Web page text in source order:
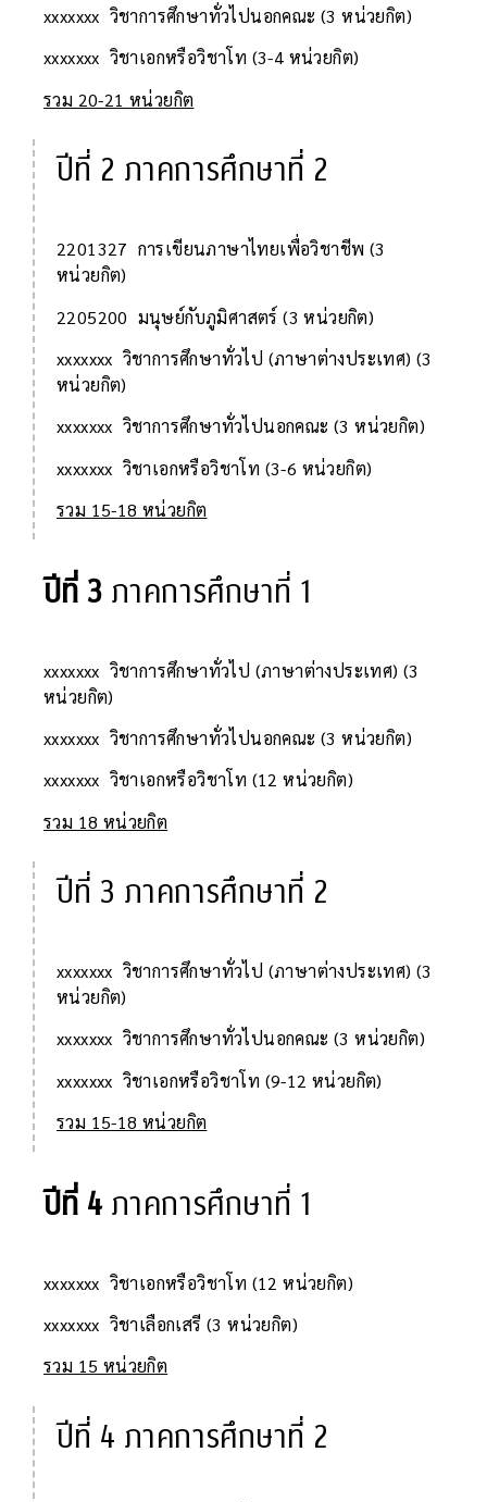
xxxxxxx วิชาการศึกษาทั่วไปนอกคณะ (3 หน่วยกิต)
xxxxxxx วิชาเอกหรือวิชาโท (3-4 หน่วยกิต)
รวม 20-21 หน่วยกิต
ปีที่ 2 ภาคการศึกษาที่ 2
2201327 การเขียนภาษาไทยเพื่อวิชาชีพ (3
หน่วยกิต)
2205200 มนุษย์กับภูมิศาสตร์ (3 หน่วยกิต)
xxxxxxx วิชาการศึกษาทั่วไป (ภาษาต่างประเทศ) (3
หน่วยกิต)
xxxxxxx วิชาการศึกษาทั่วไปนอกคณะ (3 หน่วยกิต)
xxxxxxx วิชาเอกหรือวิชาโท (3-6 หน่วยกิต)
รวม 15-18 หน่วยกิต
ปีที่ 3 ภาคการศึกษาที่ 1
xxxxxxx วิชาการศึกษาทั่วไป (ภาษาต่างประเทศ) (3
หน่วยกิต)
xxxxxxx วิชาการศึกษาทั่วไปนอกคณะ (3 หน่วยกิต)
xxxxxxx วิชาเอกหรือวิชาโท (12 หน่วยกิต)
รวม 18 หน่วยกิต
ปีที่ 3 ภาคการศึกษาที่ 2
xxxxxxx วิชาการศึกษาทั่วไป (ภาษาต่างประเทศ) (3
หน่วยกิต)
xxxxxxx วิชาการศึกษาทั่วไปนอกคณะ (3 หน่วยกิต)
xxxxxxx วิชาเอกหรือวิชาโท (9-12 หน่วยกิต)
รวม 15-18 หน่วยกิต
ปีที่ 4ภาคการศึกษาที่ 1
xxxxxxx วิชาเอกหรือวิชาโท (12 หน่วยกิต)
xxxxxxx วิชาเลือกเสรี (3 หน่วยกิต)
รวม 15 หน่วยกิต
ปีที่ 4 ภาคการศึกษาที่ 2